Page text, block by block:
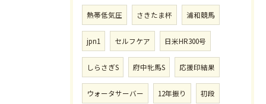
熱帯低気圧 さきたま杯 浦和競馬
jpn1 セルフケア 日米HR300号
しらさぎS 府中牝馬S 応援印結果
ウォータサーバー 12年振り 初段